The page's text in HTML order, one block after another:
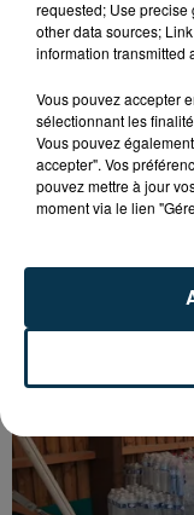
15 000
FÉMININ
requested; Use
other data sources;
information transmitted
Vous pouvez accepter
sélectionnant les
Vous pouvez
accepter". Vos
pouvez mettre à jour
moment via le lien